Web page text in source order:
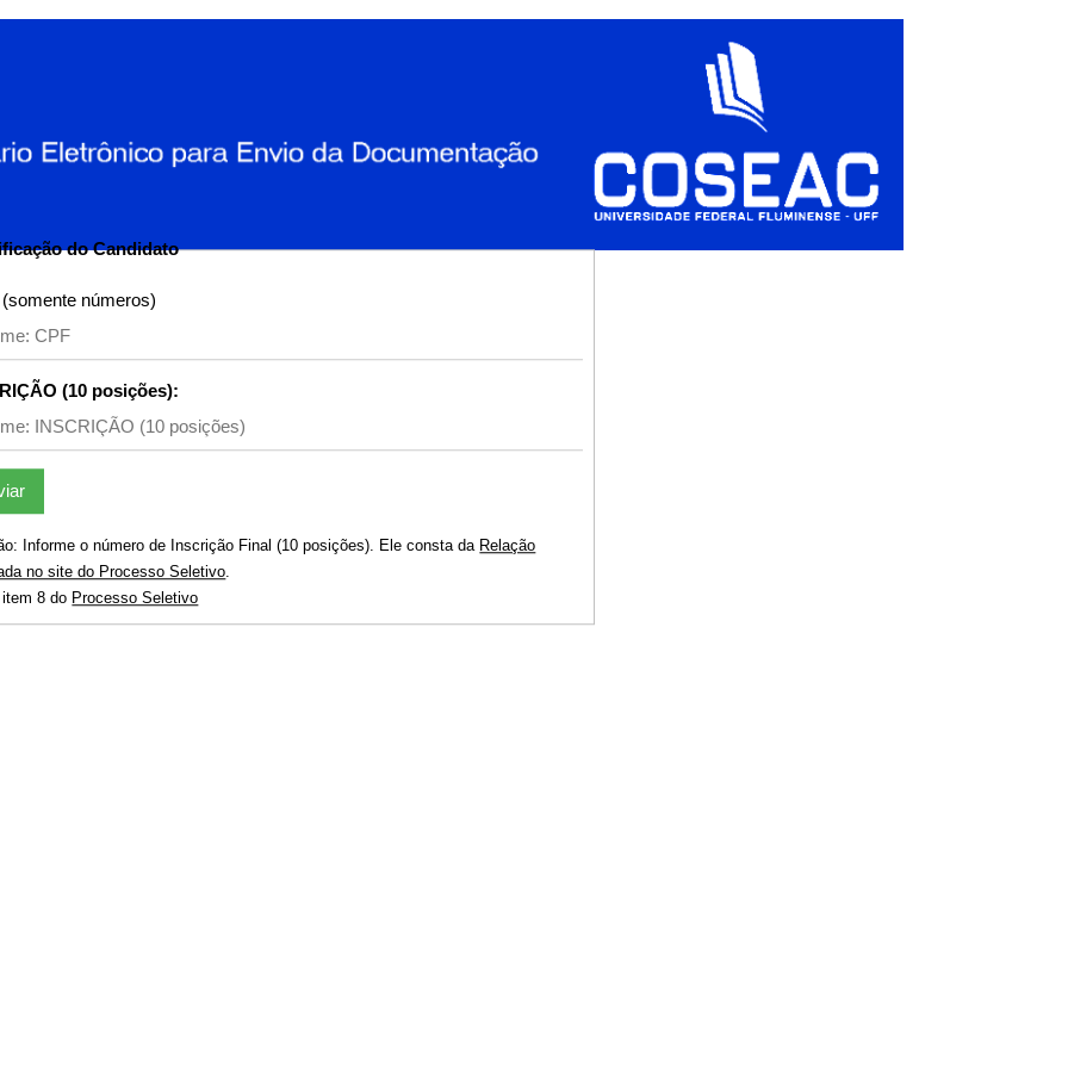
do Candidato
(somente números)
(10 posições):
Atenção: Informe o número de Inscrição Final (10 posições). Ele consta da Relação
no site do Processo Seletivo
item 8 do Processo Seletivo